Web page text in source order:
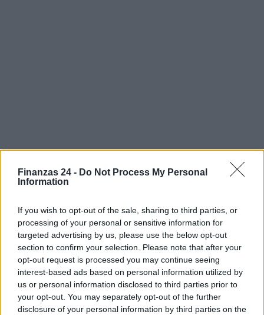
Finanzas 24 - Do Not Process My Personal
Information
If you wish to opt-out of the sale, sharing to third parties, or
processing of your personal or sensitive information for
targeted advertising by us, please use the below opt-out
section to confirm your selection. Please note that after your
opt-out request is processed you may continue seeing
interest-based ads based on personal information utilized by
us or personal information disclosed to third parties prior to
your opt-out. You may separately opt-out of the further
disclosure of your personal information by third parties on the
Sigue leyendo
NEWS